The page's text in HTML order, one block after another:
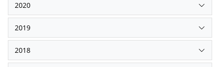
2020
2019
2018